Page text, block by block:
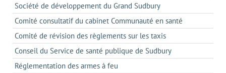
Société de développement du Grand Sudbury
Comité consultatif du cabinet Communauté en santé
Comité de révision des règlements sur les taxis
Conseil du Service de santé publique de Sudbury
Réglementation des armes à feu